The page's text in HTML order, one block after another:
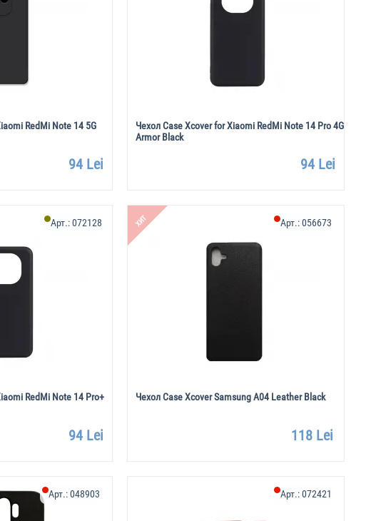
RedMi Note 14 5G
94 Lei
Чехол Case Xcover for Xiaomi RedMi Note 14 Pro 4G
Armor Black
94 Lei
RedMi Note 14 Pro+
Арт.:072128
94 Lei
ХИТ
Чехол Case Xcover Samsung A04 Leather Black
Арт.:056673
118 Lei
Арт.:048903 Арт.:072421